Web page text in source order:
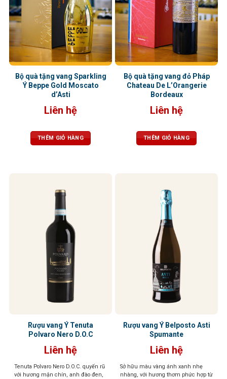
Bộ quà tặng vang Sparkling
Ý Beppe Gold Moscato
d’Asti
Liên hệ
THÊM GIỎ HÀNG
Bộ quà tặng vang đỏ Pháp
Chateau De L’Orangerie
Bordeaux
Liên hệ
THÊM GIỎ HÀNG
Rượu vang Ý Tenuta
Polvaro Nero D.O.C
Liên hệ
Tenuta Polvaro Nero D.O.C. quyến rũ
với hương mận chín, anh đào đen,
Rượu vang Ý Belposto Asti
Spumante
Liên hệ
Sở hữu màu vàng ánh xanh nhẹ
nhàng, với hương thơm phức hợp từ